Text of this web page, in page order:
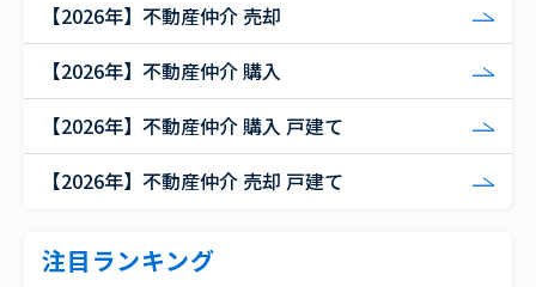
【2026年】不動産仲介 売却
【2026年】不動産仲介 購入
【2026年】不動産仲介 購入 戸建て
【2026年】不動産仲介 売却 戸建て
注目ランキング